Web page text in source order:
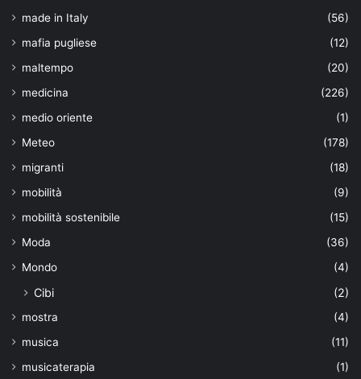
made in Italy
(56)
mafia pugliese
(12)
maltempo
(20)
medicina
(226)
medio oriente
(1)
Meteo
(178)
migranti
(18)
mobilità
(9)
mobilità sostenibile
(15)
Moda
(36)
Mondo
(4)
Cibi (2)
mostra
(4)
musica
(11)
musicaterapia
(1)